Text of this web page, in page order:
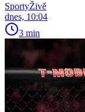
SportyŽivě
dnes, 10:04
3 min